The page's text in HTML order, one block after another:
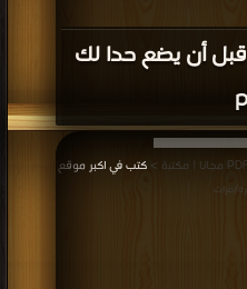
أن يضع حدا لك
كتب في اكبر موقع
مرات